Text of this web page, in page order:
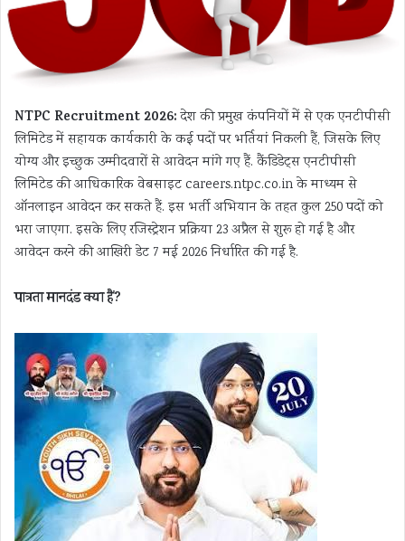
NTPC Recruitment 2026:देश की प्रमुख कंपनियों में से एक एनटीपीसी
लिमिटेड में सहायक कार्यकारी के कई पदों पर भर्तियां निकली हैं, जिसके लिए
योग्य और इच्छुक उम्मीदवारों से आवेदन मांगे गए हैं. कैंडिडेट्स एनटीपीसी
लिमिटेड की आधिकारिक वेबसाइट careers.ntpc.co.in के माध्यम से
ऑनलाइन आवेदन कर सकते हैं. इस भर्ती अभियान के तहत कुल 250 पदों को
भरा जाएगा. इसके लिए रजिस्ट्रेशन प्रक्रिया 23 अप्रैल से शुरू हो गई है और
आवेदन करने की आखिरी डेट 7 मई 2026 निर्धारित की गई है.
पात्रता मानदंड क्या हैं?